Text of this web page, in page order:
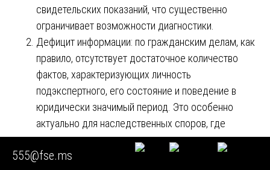
свидетельских показаний, что существенно
ограничивает возможности диагностики.
Дефицит информации: по гражданским делам, как
правило, отсутствует достаточное количество
фактов, характеризующих личность
подэкспертного, его состояние и поведение в
юридически значимый период. Это особенно
актуально для наследственных споров, где
медицинская документация часто не содержит
психологических характеристик.
555@fse.ms